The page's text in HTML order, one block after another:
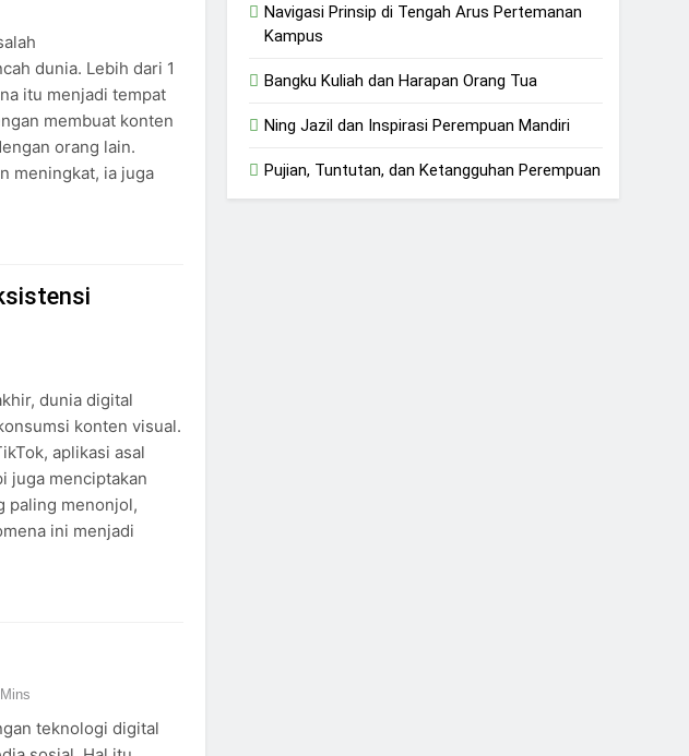
dunia. Lebih dari 1
itu menjadi tempat
membuat konten
orang lain.
meningkat, ia juga
dunia digital
konten visual.
aplikasi asal
juga menciptakan
paling menonjol,
ini menjadi
teknologi digital
Navigasi Prinsip di Tengah Arus Pertemanan
Kampus
Bangku Kuliah dan Harapan Orang Tua
Ning Jazil dan Inspirasi Perempuan Mandiri
Pujian, Tuntutan, dan Ketangguhan Perempuan